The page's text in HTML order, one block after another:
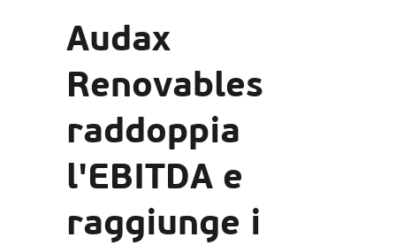
Audax
Renovables
raddoppia
l'EBITDA e
raggiunge i